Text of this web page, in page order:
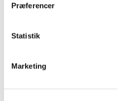
Præferencer
Statistik
Marketing